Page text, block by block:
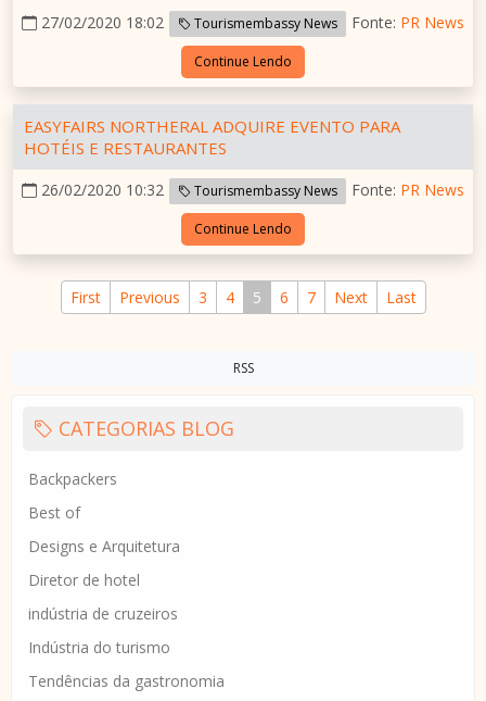
27/02/2020 18:02 Tourismembassy News Fonte: PR News
Continue Lendo
EASYFAIRS NORTHERAL ADQUIRE EVENTO PARA
HOTÉIS E RESTAURANTES
26/02/2020 10:32 Tourismembassy News Fonte: PR News
Continue Lendo
First Previous 3 4 5 6 7 Next Last
RSS
CATEGORIAS BLOG
Backpackers
Best of
Designs e Arquitetura
Diretor de hotel
indústria de cruzeiros
Indústria do turismo
Tendências da gastronomia